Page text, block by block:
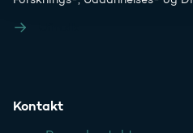
Kontakt